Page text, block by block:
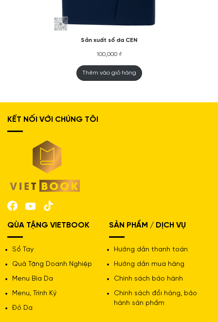
Sản xuất sổ da CEN
100,000 ₫
Thêm vào giỏ hàng
KẾT NỐI VỚI CHÚNG TÔI
QÙA TẶNG VIETBOOK
Sổ Tay
Quà Tặng Doanh Nghiệp
Menu Bìa Da
Menu, Trình Ký
Đồ Da
SẢN PHẨM / DỊCH VỤ
Hướng dẫn thanh toán
Hướng dẫn mua hàng
Chính sách bảo hành
Chính sách đổi hàng, bảo
hành sản phẩm